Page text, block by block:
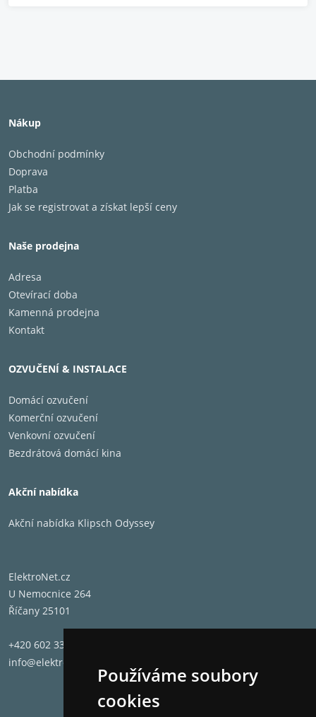
Používáme soubory
cookies
Nákup
Obchodní podmínky
Doprava
Platba
Jak se registrovat a získat lepší ceny
Naše prodejna
Adresa
Otevírací doba
Kamenná prodejna
Kontakt
OZVUČENÍ & INSTALACE
Domácí ozvučení
Komerční ozvučení
Venkovní ozvučení
Bezdrátová domácí kina
Akční nabídka
Akční nabídka Klipsch Odyssey
ElektroNet.cz
U Nemocnice 264
Říčany 25101
+420 602 331 662
info@elektronet.cz